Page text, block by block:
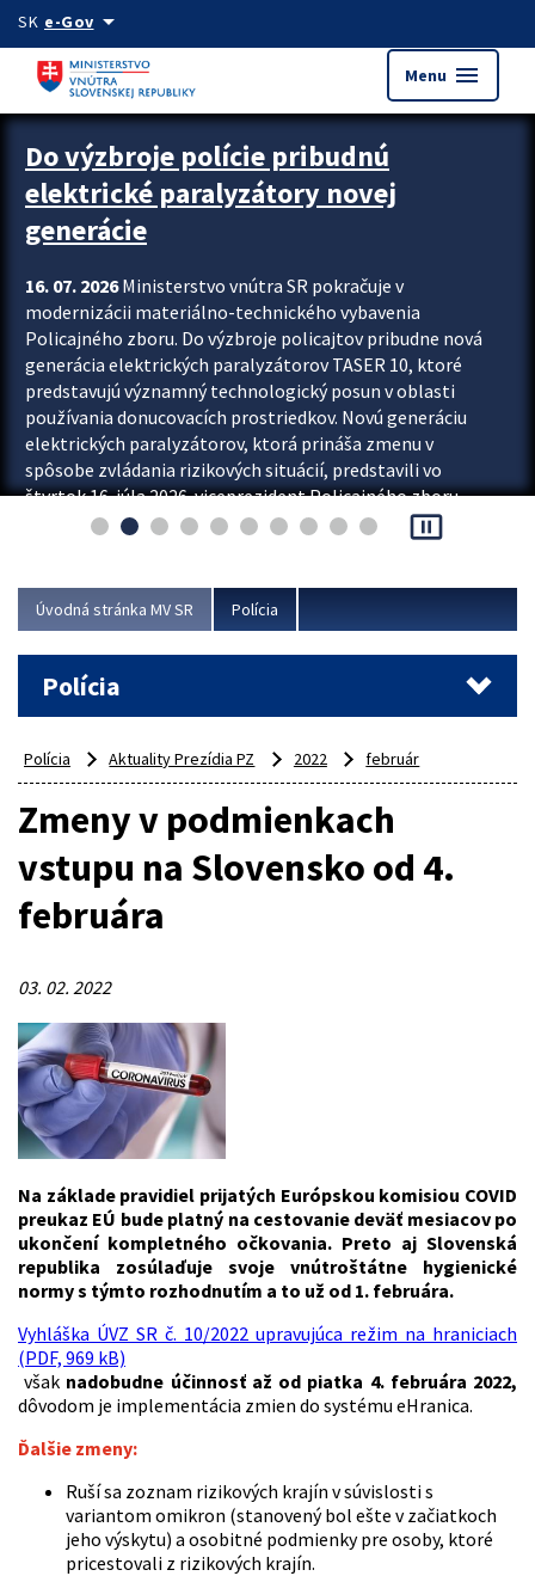
Preskocit na hlavný obsah
SK e-Govarrow_drop_down
Menu menu
Zastavit automatický posun upútavok
Do výzbroje polície pribudnú
elektrické paralyzátory novej
generácie
16. 07. 2026Ministerstvo vnútra SR pokračuje v
modernizácii materiálno-technického vybavenia
Policajného zboru. Do výzbroje policajtov pribudne nová
generácia elektrických paralyzátorov TASER 10, ktoré
predstavujú významný technologický posun v oblasti
používania donucovacích prostriedkov. Novú generáciu
elektrických paralyzátorov, ktorá prináša zmenu v
spôsobe zvládania rizikových situácií, predstavili vo
štvrtok 16. júla 2026 viceprezident Policajného zboru
Rastislav Polakovič a riaditeľ odboru výcviku...
pause_presentation
Úvodná stránka MV SR Polícia
Polícia
Polícia Aktuality Prezídia PZ 2022 február
Zmeny v podmienkach
vstupu na Slovensko od 4.
februára
03. 02. 2022
Na základe pravidiel prijatých Európskou komisiou COVID
preukaz EÚ bude platný na cestovanie deväť mesiacov po
ukončení kompletného očkovania. Preto aj Slovenská
republika zosúlaďuje svoje vnútroštátne hygienické
normy s týmto rozhodnutím a to už od 1. februára.
Vyhláška ÚVZ SR č. 10/2022 upravujúca režim na hraniciach
(PDF, 969 kB)
však nadobudne účinnosť až od piatka 4. februára 2022,
dôvodom je implementácia zmien do systému eHranica.
Ďalšie zmeny:
Ruší sa zoznam rizikových krajín v súvislosti s
variantom omikron (stanovený bol ešte v začiatkoch
jeho výskytu) a osobitné podmienky pre osoby, ktoré
pricestovali z rizikových krajín.